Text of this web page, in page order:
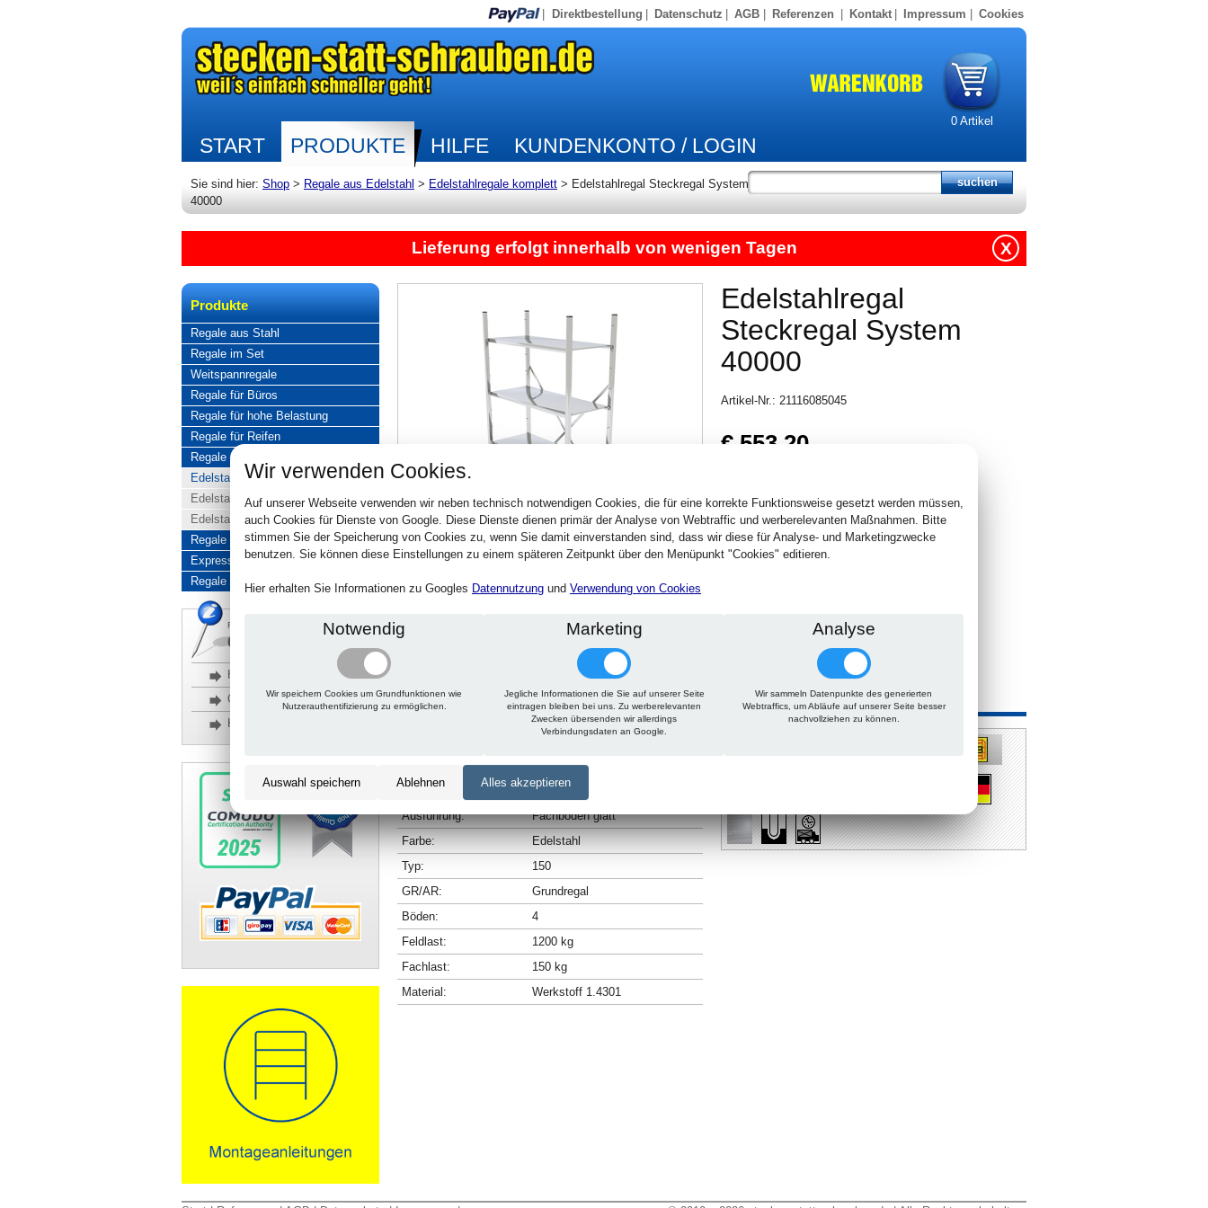
Direktbestellung Datenschutz AGB Referenzen Kontakt Impressum Cookies
0Artikel
START PRODUKTE HILFE KUNDENKONTO / LOGIN
Sie sind hier: Shop > Regale aus Edelstahl > Edelstahlregale komplett > Edelstahlregal Steckregal System
40000
Lieferung erfolgt innerhalb von wenigen Tagen X
Produkte
Regale aus Stahl
Regale im Set
Weitspannregale
Regale für Büros
Regale für hohe Belastung
Regale für Reifen
Regale aus Edelstahl
Edelstahlregale komplett
Edelstahlregal Baukasten
Edelstahlregal Kombinationen
Regale aus Aluminium
Express-Produkte
Regale Reduziert
Rückfragen, Hilfe, Bestellen?
06201 690095-0
Häufige Fragen
Glossar
Kontakt
Edelstahlregal
Steckregal System
40000
Artikel-Nr.: 21116085045
€ 553,20
Stck.
Technische Daten Beschreibung Zu diesem Artikel passt auch
450 mm
Länge:
850 mm
Ausführung:
Fachböden glatt
Farbe:
Edelstahl
Typ:
150
GR/AR:
Grundregal
Böden:
4
Feldlast:
1200 kg
Fachlast:
150 kg
Material:
Werkstoff 1.4301
Wir verwenden Cookies.
Auf unserer Webseite verwenden wir neben technisch notwendigen Cookies, die für eine korrekte Funktionsweise gesetzt werden müssen,
auch Cookies für Dienste von Google. Diese Dienste dienen primär der Analyse von Webtraffic und werberelevanten Maßnahmen. Bitte
stimmen Sie der Speicherung von Cookies zu, wenn Sie damit einverstanden sind, dass wir diese für Analyse- und Marketingzwecke
benutzen. Sie können diese Einstellungen zu einem späteren Zeitpunkt über den Menüpunkt "Cookies" editieren.
Hier erhalten Sie Informationen zu Googles Datennutzung und Verwendung von Cookies
Notwendig
Wir speichern Cookies um Grundfunktionen wie
Nutzerauthentifizierung zu ermöglichen.
Marketing
Jegliche Informationen die Sie auf unserer Seite
eintragen bleiben bei uns. Zu werberelevanten
Zwecken übersenden wir allerdings
Verbindungsdaten an Google.
Analyse
Wir sammeln Datenpunkte des generierten
Webtraffics, um Abläufe auf unserer Seite besser
nachvollziehen zu können.
Auswahl speichern Ablehnen Alles akzeptieren